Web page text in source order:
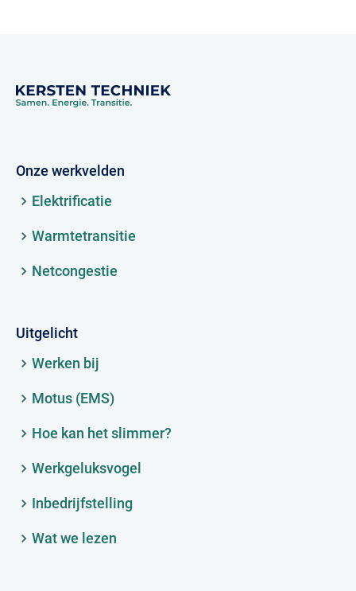
Onze werkvelden
Elektrificatie
Warmtetransitie
Netcongestie
Uitgelicht
Werken bij
Motus (EMS)
Hoe kan het slimmer?
Werkgeluksvogel
Inbedrijfstelling
Wat we lezen